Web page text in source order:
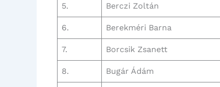
5. Berczi Zoltán
6. Berekméri Barna
7. Borcsik Zsanett
8. Bugár Ádám